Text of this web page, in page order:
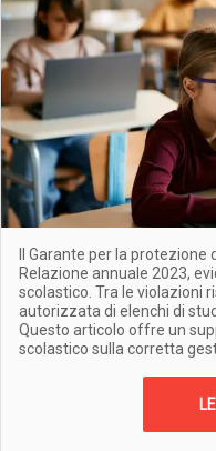
Il Garante per la
Relazione annuale 2023,
scolastico. Tra le violazioni
autorizzata di elenchi di
Questo articolo offre un
scolastico sulla corretta